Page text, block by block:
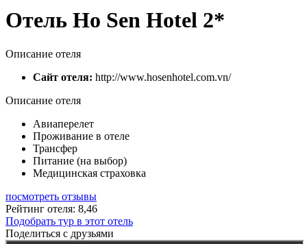
Отель Ho Sen Hotel 2*
Описание отеля
Сайт отеля: http://www.hosenhotel.com.vn/
Описание отеля
Авиаперелет
Проживание в отеле
Трансфер
Питание (на выбор)
Медицинская страховка
посмотреть отзывы
Рейтинг отеля: 8,46
Подобрать тур в этот отель
Поделиться с друзьями